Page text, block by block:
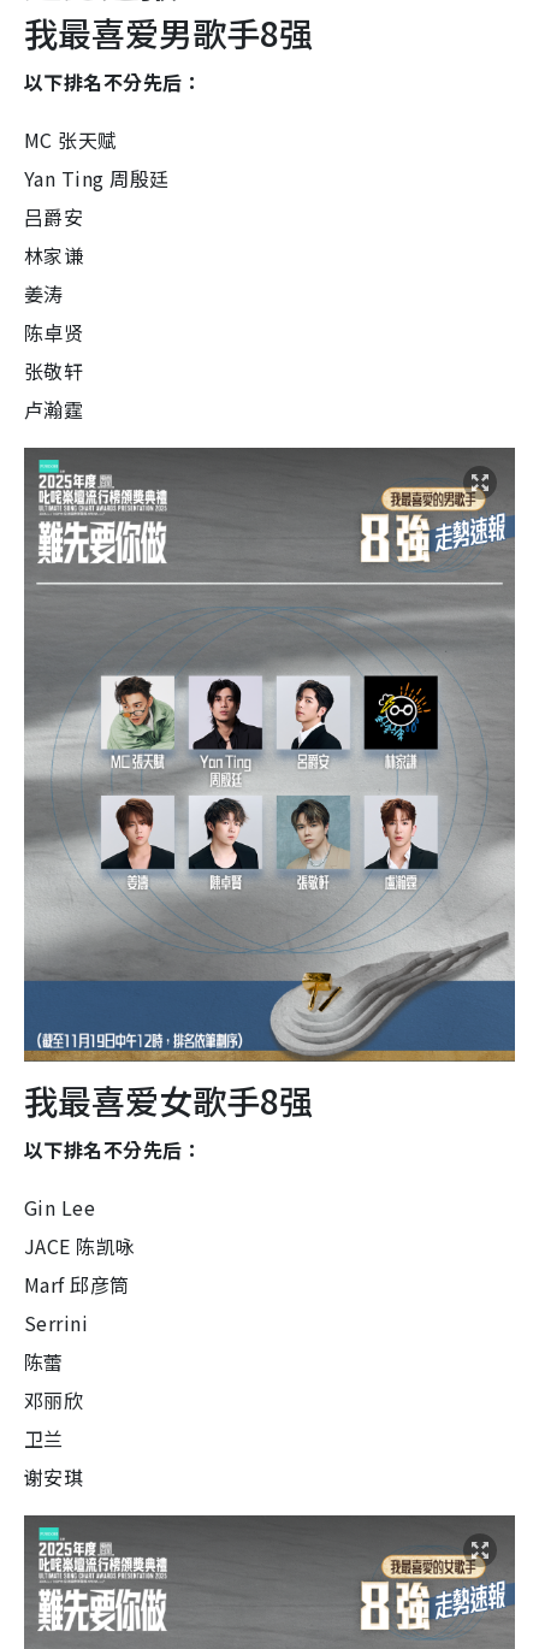
我最喜爱男歌手8强
以下排名不分先后：
MC 张天赋
Yan Ting 周殷廷
吕爵安
林家谦
姜涛
陈卓贤
张敬轩
卢瀚霆
我最喜爱女歌手8强
以下排名不分先后：
Gin Lee
JACE 陈凯咏
Marf 邱彦筒
Serrini
陈蕾
邓丽欣
卫兰
谢安琪